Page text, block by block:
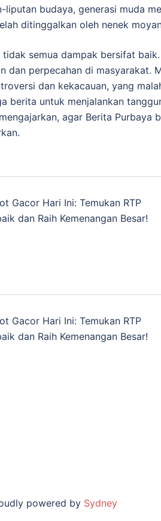
liputan budaya, generasi muda
ditinggalkan oleh nenek
semua dampak bersifat
dan perpecahan di masyarakat.
dan kekacauan, yang
berita untuk menjalankan
agar Berita Purbaya
Gacor Hari Ini: Temukan RTP
dan Raih Kemenangan Besar!
Gacor Hari Ini: Temukan RTP
dan Raih Kemenangan Besar!
powered by Sydney